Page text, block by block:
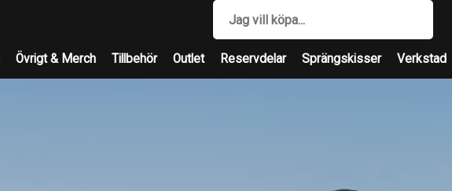
Övrigt & Merch Tillbehör Outlet Reservdelar Sprängskisser Verkstad